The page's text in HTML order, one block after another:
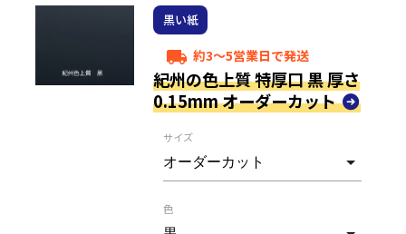
黒い紙
local_shipping 約3～5営業日で発送
紀州の色上質 特厚口 黒 厚さ
0.15mm オーダーカット
サイズ
色